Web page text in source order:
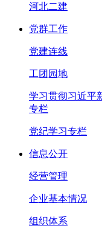
河北二建
党群工作
党建连线
工团园地
学习贯彻习近平
专栏
党纪学习专栏
信息公开
经营管理
企业基本情况
组织体系